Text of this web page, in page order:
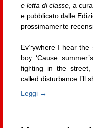
e lotta di classe, a
e pubblicato dalle
prossimamente
Ev’rywhere I hear
boy ‘Cause
fighting in the
called disturbance I’ll
Leggi →